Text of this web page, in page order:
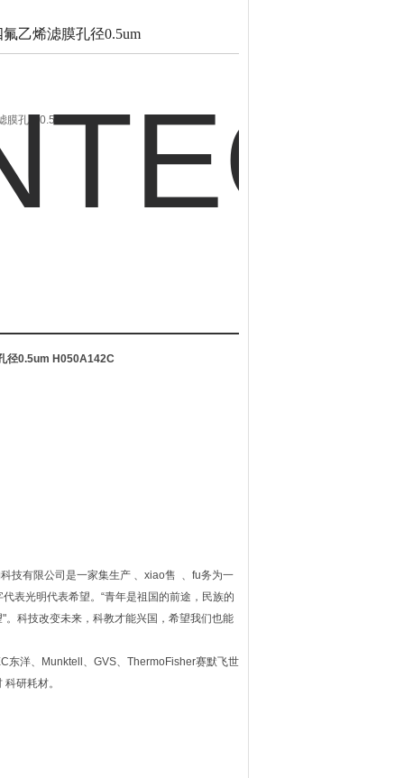
乙烯滤膜孔径0.5um
膜孔径0.5um
溶剂的过滤
径0.5um H050A142C
技有限公司是一家集生产 、xiao售 、fu务为一
表光明代表希望。“青年是祖国的前途，民族的
科技改变未来，科教才能兴国，希望我们也能
东洋、Munktell、GVS、ThermoFisher赛默飞世
研耗材。